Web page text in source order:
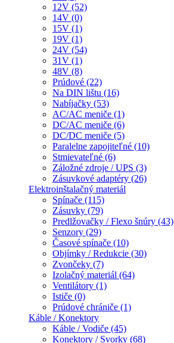
12V (52)
14V (0)
15V (1)
19V (1)
24V (54)
31V (1)
48V (8)
Prúdové (22)
Na DIN lištu (16)
Nabíjačky (53)
AC/AC meniče (1)
DC/AC meniče (6)
DC/DC meniče (5)
Paralelne zapojiteľné (10)
Stmievateľné (6)
Záložné zdroje / UPS (3)
Zásuvkové adaptéry (26)
Elektroinštalačný materiál
Spínače (115)
Zásuvky (79)
Predlžovačky / Flexo šnúry (43)
Senzory (29)
Časové spínače (10)
Objímky / Redukcie (30)
Zvončeky (7)
Izolačný materiál (64)
Ventilátory (1)
Ističe (0)
Prúdové chrániče (1)
Káble / Konektory
Káble / Vodiče (45)
Konektory / Svorky (68)